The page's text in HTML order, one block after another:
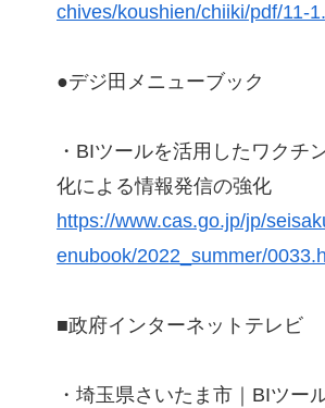
chives/koushien/chiiki/pdf/11-
●デジ田メニューブック
・BIツールを活用したワクチ
化による情報発信の強化
https://www.cas.go.jp/jp/
enubook/2022_summer/
■政府インターネットテレビ
・埼玉県さいたま市｜BIツー